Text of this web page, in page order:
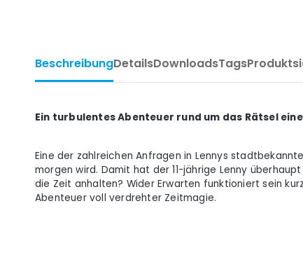
BeschreibungDetailsDownloadsTags
Ein turbulentes Abenteuer rund um das Rätsel
Eine der zahlreichen Anfragen in Lennys
morgen wird. Damit hat der 11-jährige Lenny
die Zeit anhalten? Wider Erwarten funktioniert sein
Abenteuer voll verdrehter Zeitmagie.